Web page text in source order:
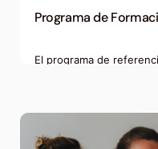
Programa de
El programa de
Atención farmacéutica